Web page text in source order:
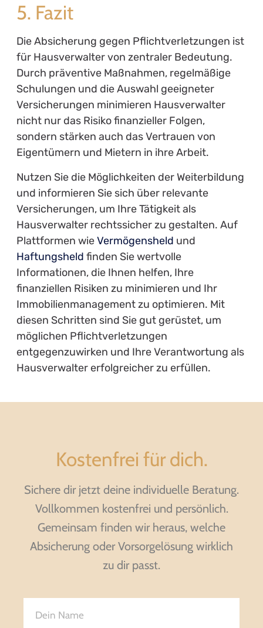
5. Fazit
Die Absicherung gegen Pflichtverletzungen ist
für Hausverwalter von zentraler Bedeutung.
Durch präventive Maßnahmen, regelmäßige
Schulungen und die Auswahl geeigneter
Versicherungen minimieren Hausverwalter
nicht nur das Risiko finanzieller Folgen,
sondern stärken auch das Vertrauen von
Eigentümern und Mietern in ihre Arbeit.
Nutzen Sie die Möglichkeiten der Weiterbildung
und informieren Sie sich über relevante
Versicherungen, um Ihre Tätigkeit als
Hausverwalter rechtssicher zu gestalten. Auf
Plattformen wieVermögensheld und
Haftungsheld finden Sie wertvolle
Informationen, die Ihnen helfen, Ihre
finanziellen Risiken zu minimieren und Ihr
Immobilienmanagement zu optimieren. Mit
diesen Schritten sind Sie gut gerüstet, um
möglichen Pflichtverletzungen
entgegenzuwirken und Ihre Verantwortung als
Hausverwalter erfolgreicher zu erfüllen.
Kostenfrei für dich.
Sichere dir jetzt deine individuelle Beratung.
Vollkommen kostenfrei und persönlich.
Gemeinsam finden wir heraus, welche
Absicherung oder Vorsorgelösung wirklich
zu dir passt.